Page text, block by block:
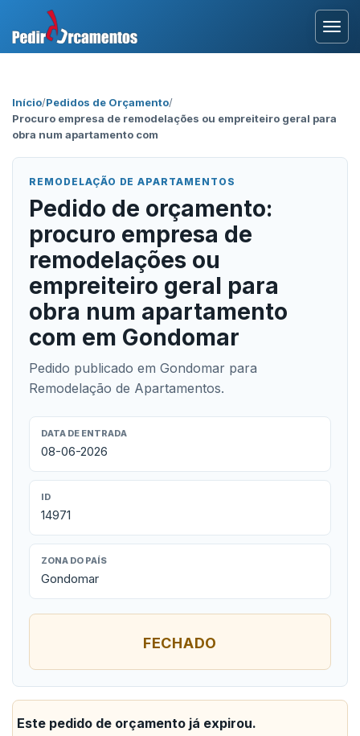
Início/Pedidos de Orçamento/
Procuro empresa de remodelações ou empreiteiro geral para
obra num apartamento com
REMODELAÇÃO DE APARTAMENTOS
Pedido de orçamento:
procuro empresa de
remodelações ou
empreiteiro geral para
obra num apartamento
com em Gondomar
Pedido publicado em Gondomar para
Remodelação de Apartamentos.
DATA DE ENTRADA
08-06-2026
ID
14971
ZONA DO PAÍS
Gondomar
FECHADO
Este pedido de orçamento já expirou.
Área Profissional
Testemunhos